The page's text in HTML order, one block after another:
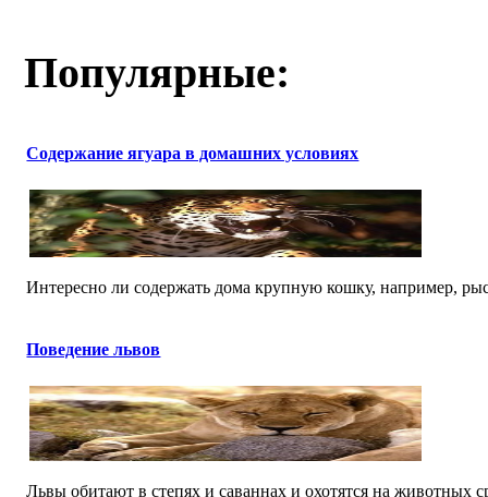
Популярные:
Содержание ягуара в домашних условиях
Интересно ли содержать дома крупную кошку, например,
Поведение львов
Львы обитают в степях и саваннах и охотятся на животных